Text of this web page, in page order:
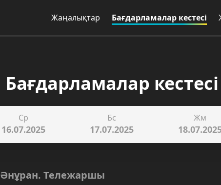
Жаңалықтар Бағдарламалар кестесі
Бағдарламалар кестесі
Ср
16.07.2025
Бс
17.07.2025
Жм
Әнұран. Тележаршы